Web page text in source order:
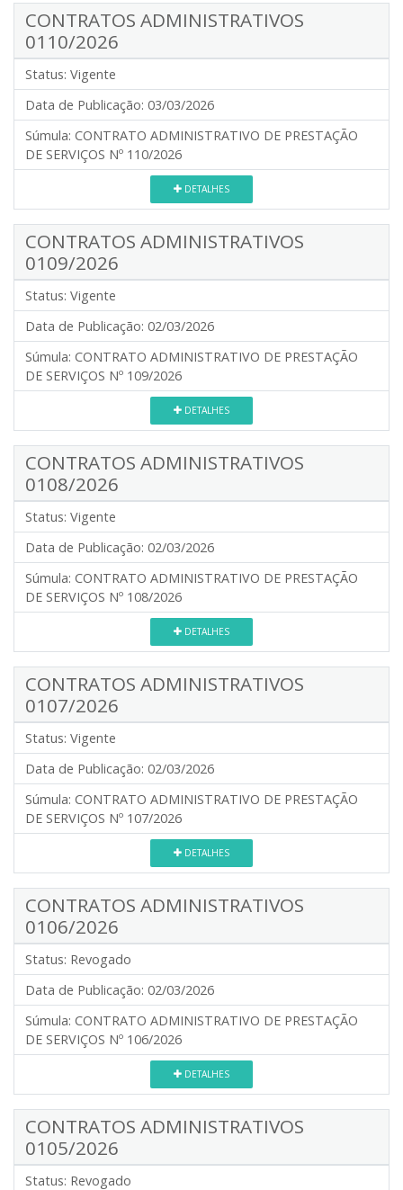
CONTRATOS ADMINISTRATIVOS
0110/2026
Status: Vigente
Data de Publicação: 03/03/2026
Súmula: CONTRATO ADMINISTRATIVO DE PRESTAÇÃO
DE SERVIÇOS Nº 110/2026
DETALHES
CONTRATOS ADMINISTRATIVOS
0109/2026
Status: Vigente
Data de Publicação: 02/03/2026
Súmula: CONTRATO ADMINISTRATIVO DE PRESTAÇÃO
DE SERVIÇOS Nº 109/2026
DETALHES
CONTRATOS ADMINISTRATIVOS
0108/2026
Status: Vigente
Data de Publicação: 02/03/2026
Súmula: CONTRATO ADMINISTRATIVO DE PRESTAÇÃO
DE SERVIÇOS Nº 108/2026
DETALHES
CONTRATOS ADMINISTRATIVOS
0107/2026
Status: Vigente
Data de Publicação: 02/03/2026
Súmula: CONTRATO ADMINISTRATIVO DE PRESTAÇÃO
DE SERVIÇOS Nº 107/2026
DETALHES
CONTRATOS ADMINISTRATIVOS
0106/2026
Status: Revogado
Data de Publicação: 02/03/2026
Súmula: CONTRATO ADMINISTRATIVO DE PRESTAÇÃO
DE SERVIÇOS Nº 106/2026
DETALHES
CONTRATOS ADMINISTRATIVOS
0105/2026
Status: Revogado